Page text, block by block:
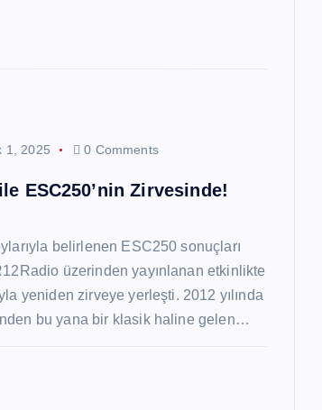
1, 2025 0 Comments
ESC250’nin Zirvesinde!
belirlenen ESC250 sonuçları
üzerinden yayınlanan etkinlikte
yeniden zirveye yerleşti. 2012 yılında
bu yana bir klasik haline gelen…